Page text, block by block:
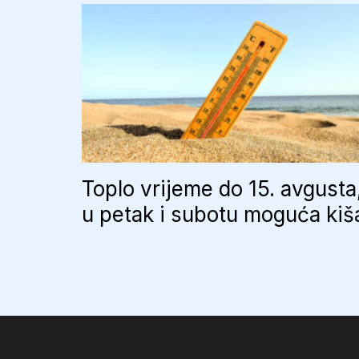
Toplo vrijeme do 15.
u petak i subotu moguća